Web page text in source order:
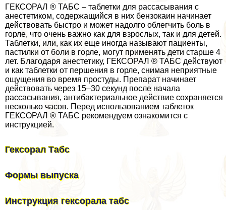
ГЕКСОРАЛ ® ТАБС – таблетки для рассасывания с
анестетиком, содержащийся в них бензокаин начинает
действовать быстро и может надолго облегчить боль в
горле, что очень важно как для взрослых, так и для детей.
Таблетки, или, как их еще иногда называют пациенты,
пастилки от боли в горле, могут применять дети старше 4
лет. Благодаря анестетику, ГЕКСОРАЛ ® ТАБС действуют
и как таблетки от першения в горле, снимая неприятные
ощущения во время простуды. Препарат начинает
действовать через 15–30 секунд после начала
рассасывания, антибактериальное действие сохраняется
несколько часов. Перед использованием таблеток
ГЕКСОРАЛ ® ТАБС рекомендуем ознакомится с
инструкцией.
Гексорал Табс
Формы выпуска
Инструкция гексорала табс